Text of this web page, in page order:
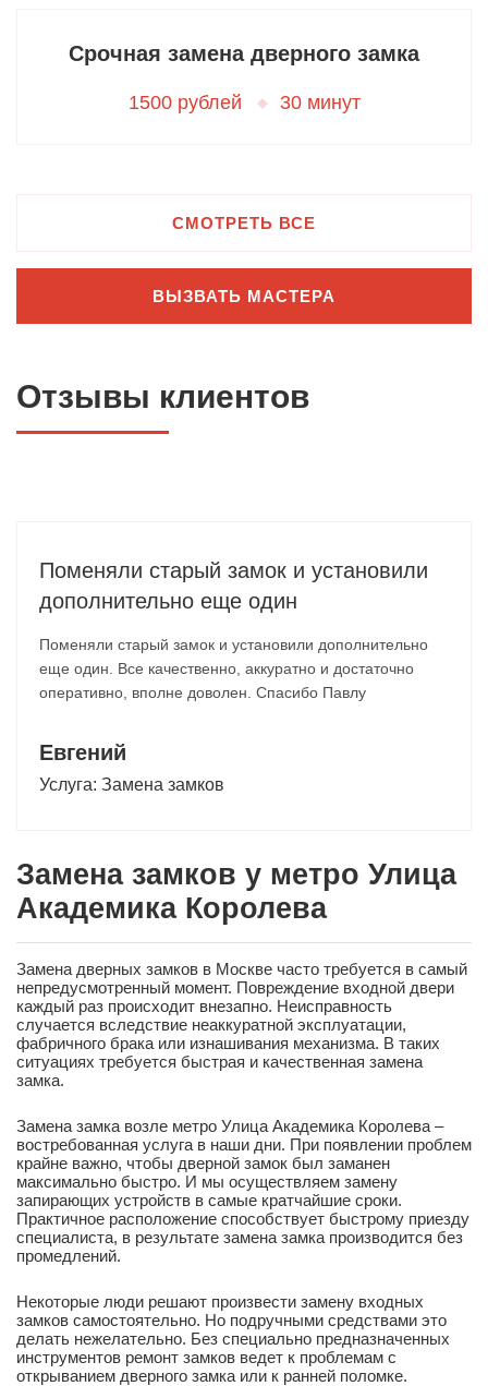
Замена замков у метро Улица
Академика Королева
Замена дверных замков в Москве часто требуется в самый
непредусмотренный момент. Повреждение входной двери
каждый раз происходит внезапно. Неисправность
случается вследствие неаккуратной эксплуатации,
фабричного брака или изнашивания механизма. В таких
ситуациях требуется быстрая и качественная замена
замка.
Замена замка возле метро Улица Академика Королева –
востребованная услуга в наши дни. При появлении проблем
крайне важно, чтобы дверной замок был заманен
максимально быстро. И мы осуществляем замену
запирающих устройств в самые кратчайшие сроки.
Практичное расположение способствует быстрому приезду
специалиста, в результате замена замка производится без
промедлений.
Некоторые люди решают произвести замену входных
замков самостоятельно. Но подручными средствами это
делать нежелательно. Без специально предназначенных
инструментов ремонт замков ведет к проблемам с
открыванием дверного замка или к ранней поломке.
Срочная замена дверного замка
1500 рублей 30 минут
СМОТРЕТЬ ВСЕ
ВЫЗВАТЬ МАСТЕРА
Отзывы клиентов
Поменяли старый замок и установили
дополнительно еще один
Поменяли старый замок и установили дополнительно
еще один. Все качественно, аккуратно и достаточно
оперативно, вполне доволен. Спасибо Павлу
Евгений
Услуга: Замена замков